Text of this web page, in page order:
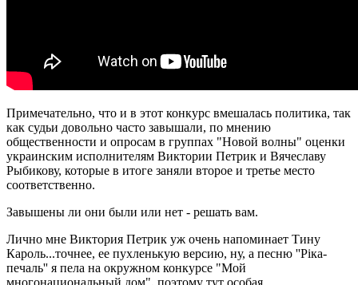
Примечательно, что и в этот конкурс вмешалась политика, так
как судьи довольно часто завышали, по мнению
общественности и опросам в группах "Новой волны" оценки
украинским исполнителям Виктории Петрик и Вячеславу
Рыбикову, которые в итоге заняли второе и третье место
соответственно.
Завышены ли они были или нет - решать вам.
Лично мне Виктория Петрик уж очень напоминает Тину
Кароль...точнее, ее пухленькую версию, ну, а песню ''Ріка-
печаль'' я пела на окружном конкурсе "Мой
многонациональный дом", поэтому тут особая